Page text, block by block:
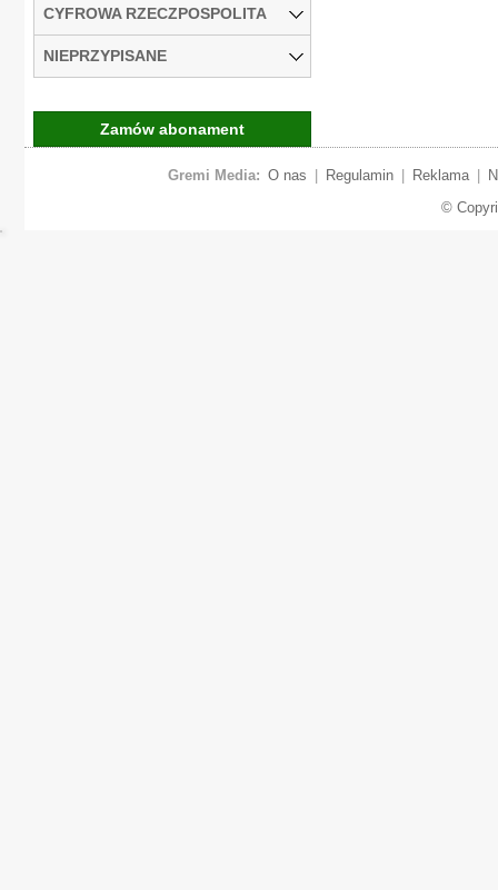
CYFROWA RZECZPOSPOLITA
NIEPRZYPISANE
Zamów abonament
Gremi Media: O nas Regulamin Reklama
©